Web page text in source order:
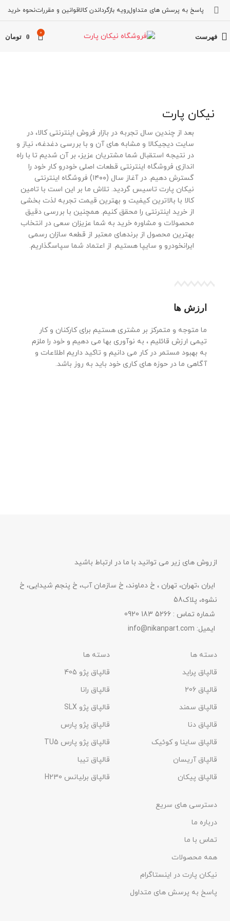
پاسخ به پرسش های متداولرویه بازگرداندن کالاقوانین و مقرراتنحوه خرید
فهرست 0
0 تومان
نیکان پارت
بعد از چندین سال تجربه در بازار فروش اینترنتی کالا، در
سایت دیجیکالا و مشابه های آن و با بررسی دغدغه، نیاز و
در نتیجه استقبال شما مشتریان عزیز، بر آن شدیم تا با راه
اندازی فروشگاه اینترنتی قطعات اصلی خودرو کار خود را
گسترش دهیم. در آغاز سال (۱۴۰۰) فروشگاه اینترنتی
نیکان پارت تاسیس گردید. تلاش ما بر این است با تامین
کالا با بالاترین کیفیت و بهترین قیمت تجربه لذت بخشی
از خرید اینترنتی را محقق کنیم. همچنین با بررسی دقیق
محصولات و مشاوره خرید به شما عزیزان سعی در انتخاب
بهترین محصول از برندهای معتبر از قطعه سازان رسمی
ایرانخودرو و سایپا هستیم. از اعتماد شما سپاسگذاریم.
ارزش ها
ما متوجه و متمركز بر مشتری هستیم برای كاركنان و كار
تیمی ارزش قائلیم ، به نوآوری بها می دهیم و خود را ملزم
به بهبود مستمر در کار می دانیم و تاكید داریم اطلاعات و
آگاهی ما در حوزه های كاری خود باید به روز باشد.
ازروش های زیر می توانید با ما در ارتباط باشید
ایران ،تهران، تهران ، خ دماوند، خ سازمان آب، خ پنجم شیدایی، خ
نشوه، پلاک58
شماره تماس : 5266 183 0920
ایمیل: info@nikanpart.com
دسته ها
قالپاق پراید
قالپاق 206
قالپاق سمند
قالپاق دنا
قالپاق ساینا و کوئیک
قالپاق آریسان
قالپاق پیکان
دسته ها
قالپاق پژو 405
قالپاق رانا
قالپاق پژو SLX
قالپاق پژو پارس
قالپاق پژو پارس TU5
قالپاق تیبا
قالپاق برلیانس H230​
دسترسی های سریع
درباره ما
تماس با ما
همه محصولات
نیکان پارت در اینستاگرام
پاسخ به پرسش های متداول